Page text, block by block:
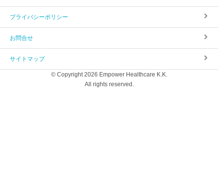
プライバシーポリシー
お問合せ
サイトマップ
© Copyright 2026 Empower Healthcare K.K.
All rights reserved.